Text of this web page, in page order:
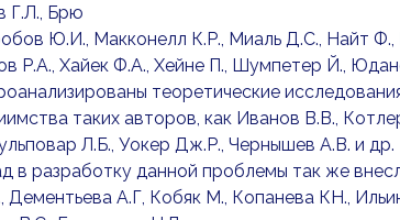
Г.Л., Брю
Ю.И., Макконелл К.Р., Миаль Д.С., Найт
Р.А., Хайек Ф.А., Хейне П., Шумпетер Й.,
теоретические
таких авторов, как Иванов В.В.,
Л.Б., Уокер Дж.Р., Чернышев А.В. и др.
в разработку данной проблемы так же
Дементьева А.Г, Кобяк М., Копанева КН.,